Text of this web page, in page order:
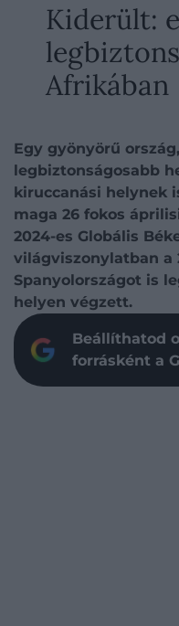
Kiderült:
Afrikában
Egy gyönyörű
legbiztonságosabb
kiruccanási helynek
maga 26 fokos
2024-es Globális
világviszonylatban a
Spanyolországot is
helyen végzett.
Beállíthatod
forrásként a